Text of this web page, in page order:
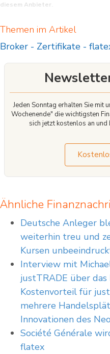
diesem Anbieter.
hohes Risiko, schnell Geld zu
einzugehen, Ihr Geld zu verlieren.
Themen im Artikel
Broker - Zertifikate -
Jeden Sonntag erhalten Sie mit
Wochenende" die wichtigsten
sich jetzt kostenlos an
Ähnliche
Deutsche Anleger
weiterhin treu und
Kursen
Interview mit
justTRADE über das
Kostenvorteil für
mehrere
Innovationen des
Société Générale
flatex